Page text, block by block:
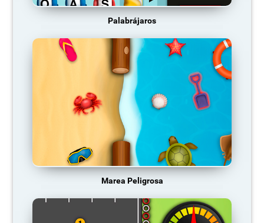
Palabrájaros
Marea Peligrosa